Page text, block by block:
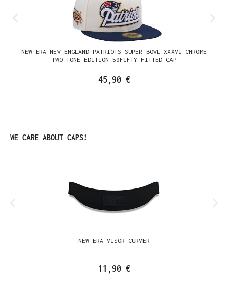
NEW ERA NEW ENGLAND PATRIOTS SUPER BOWL XXXVI CHROME
TWO TONE EDITION 59FIFTY FITTED CAP
45,90 €
Produktgalerie überspringen
WE CARE ABOUT CAPS!
NEW ERA VISOR CURVER
11,90 €